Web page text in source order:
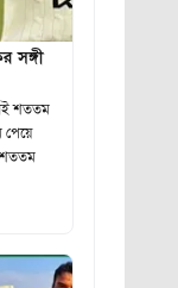
সঙ্গী
শততম
পেয়ে
শততম